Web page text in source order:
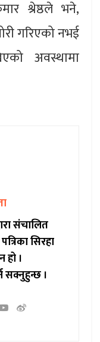
श्रेष्ठले भने,
गरिएको नभई
अवस्थामा
संचालित
सिरहा
।
सक्नुहुन्छ ।